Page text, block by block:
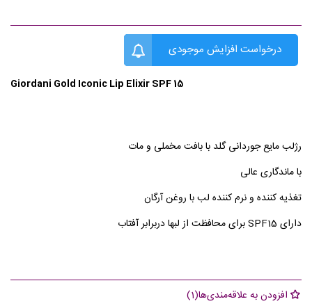
درخواست افزایش موجودی
Giordani Gold Iconic Lip Elixir SPF 15
رژلب مایع جوردانی گلد با بافت مخملی و مات
با ماندگاری عالی
تغذیه کننده و نرم کننده لب با روغن آرگان
دارای SPF15 برای محافظت از لبها دربرابر آفتاب
افزودن به علاقه‌مندی‌ها(
1
)